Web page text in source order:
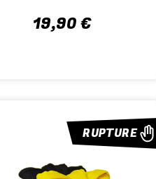
19,90 €
RUPTURE